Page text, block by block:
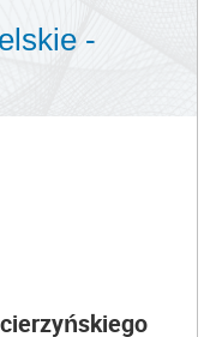
-